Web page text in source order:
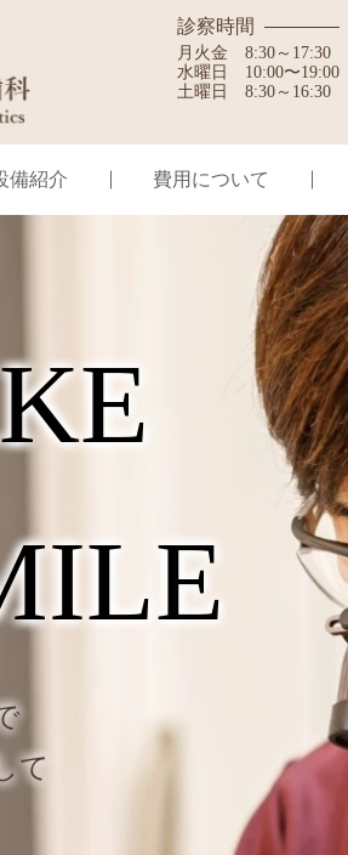
診察時間
月火金
8:30～17:30
水曜日
10:00〜19:00
土曜日
8:30～16:30
備紹介 費用について
KE
ILE
て